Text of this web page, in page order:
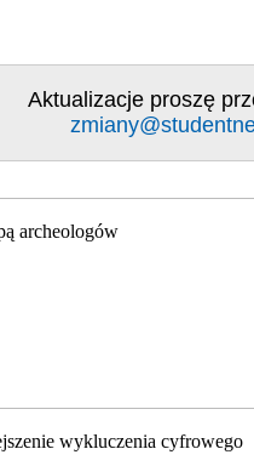
Aktualizacje proszę
archeologów
wykluczenia cyfrowego